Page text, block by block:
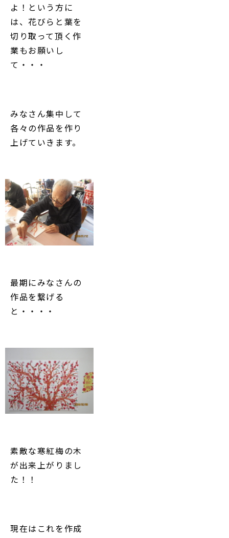
よ！という方に
は、花びらと葉を
切り取って頂く作
業もお願いし
て・・・
みなさん集中して
各々の作品を作り
上げていきます。
最期にみなさんの
作品を繋げる
と・・・・
素敵な寒紅梅の木
が出来上がりまし
た！！
現在はこれを作成